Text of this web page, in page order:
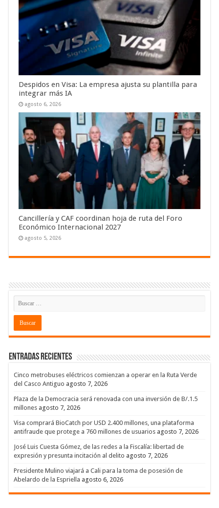
Despidos en Visa: La empresa ajusta su plantilla para
integrar más IA
agosto 6, 2026
Cancillería y CAF coordinan hoja de ruta del Foro
Económico Internacional 2027
agosto 5, 2026
Entradas recientes
Cinco metrobuses eléctricos comienzan a operar en la Ruta Verde
del Casco Antiguo agosto 7, 2026
Plaza de la Democracia será renovada con una inversión de B/.1.5
millones agosto 7, 2026
Visa comprará BioCatch por USD 2.400 millones, una plataforma
antifraude que protege a 760 millones de usuarios agosto 7, 2026
José Luis Cuesta Gómez, de las redes a la Fiscalía: libertad de
expresión y presunta incitación al delito agosto 7, 2026
Presidente Mulino viajará a Cali para la toma de posesión de
Abelardo de la Espriella agosto 6, 2026